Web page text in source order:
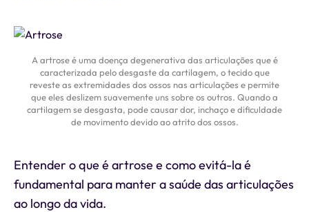
A artrose é uma doença degenerativa das articulações que é
caracterizada pelo desgaste da cartilagem, o tecido que
reveste as extremidades dos ossos nas articulações e permite
que eles deslizem suavemente uns sobre os outros. Quando a
cartilagem se desgasta, pode causar dor, inchaço e dificuldade
de movimento devido ao atrito dos ossos.
Entender o que é artrose e como evitá-la é
fundamental para manter a saúde das articulações
ao longo da vida.